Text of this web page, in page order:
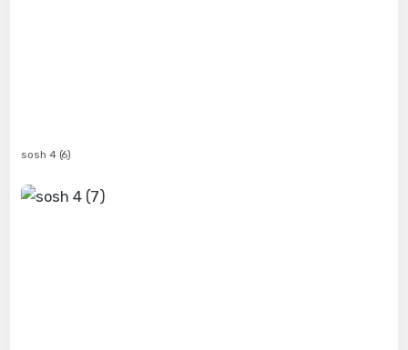
sosh 4 (6)